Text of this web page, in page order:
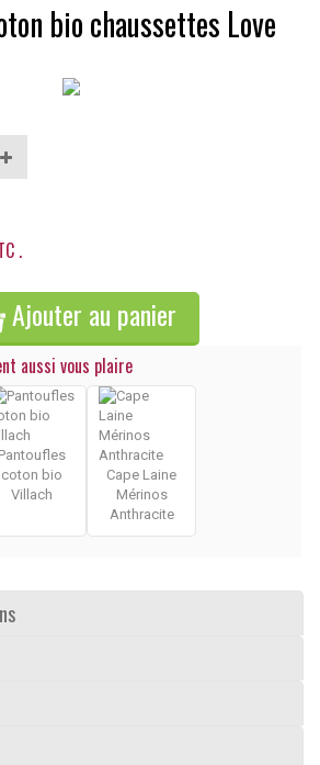
bio chaussettes Love
.
Ajouter au panier
aussi vous plaire
Pantoufles
coton bio
Villach
Cape Laine
Mérinos
Anthracite